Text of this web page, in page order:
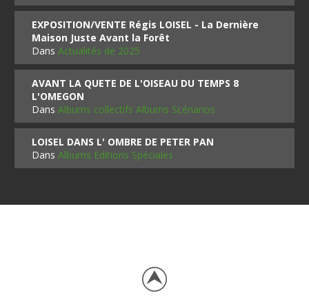
EXPOSITION/VENTE Régis LOISEL - La Dernière
Maison Juste Avant la Forêt
DansActualités de 2025
AVANT LA QUETE DE L'OISEAU DU TEMPS 8
L'OMEGON
DansAlbums collectifs Albums Scénarios
LOISEL DANS L' OMBRE DE PETER PAN
DansAlbums Editions Spéciales